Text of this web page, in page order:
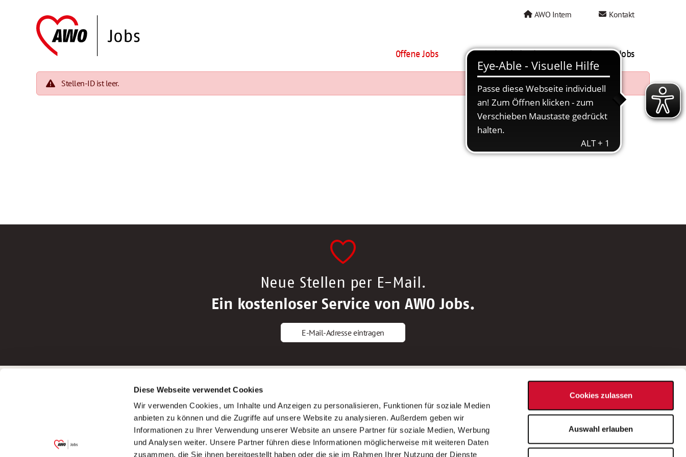
Diese Webseite verwendet Cookies
Wir verwenden Cookies, um Inhalte und Anzeigen zu personalisieren, Funktionen für soziale Medien
anbieten zu können und die Zugriffe auf unsere Website zu analysieren. Außerdem geben wir
Informationen zu Ihrer Verwendung unserer Website an unsere Partner für soziale Medien, Werbung
und Analysen weiter. Unsere Partner führen diese Informationen möglicherweise mit weiteren Daten
zusammen, die Sie ihnen bereitgestellt haben oder die sie im Rahmen Ihrer Nutzung der Dienste
Cookies zulassen
Auswahl erlauben
AWO Intern Kontakt
Offene Jobs AWO als Arbeitgeber Mein AWO Jobs
Stellen-ID ist leer.
Neue Stellen per E-Mail.
Ein kostenloser Service von AWO Jobs.
E-Mail-Adresse eintragen
Garitz Bewirtschaftungsbetriebe GmbH
(Ein Tochterunternehmen des AWO
Bezirksverbandes Unterfranken e.V.)
Bewerbungstipps
Bewerbung als Altenpfleger*in
Bewerbung als Krankenpfleger*in
Bewerbung als Altenpflegehelfer*in
Bewerbung als Erzieher*in
AWO Gliederungen nach Bundesland
Stellenangebote nach Bundesländern
Sitemap
Impressum
Datenschutz
Bei Fragen zu einer Stellenausschreibung
wenden Sie sich bitte an die*den in der
Stellenausschreibung genannte*n